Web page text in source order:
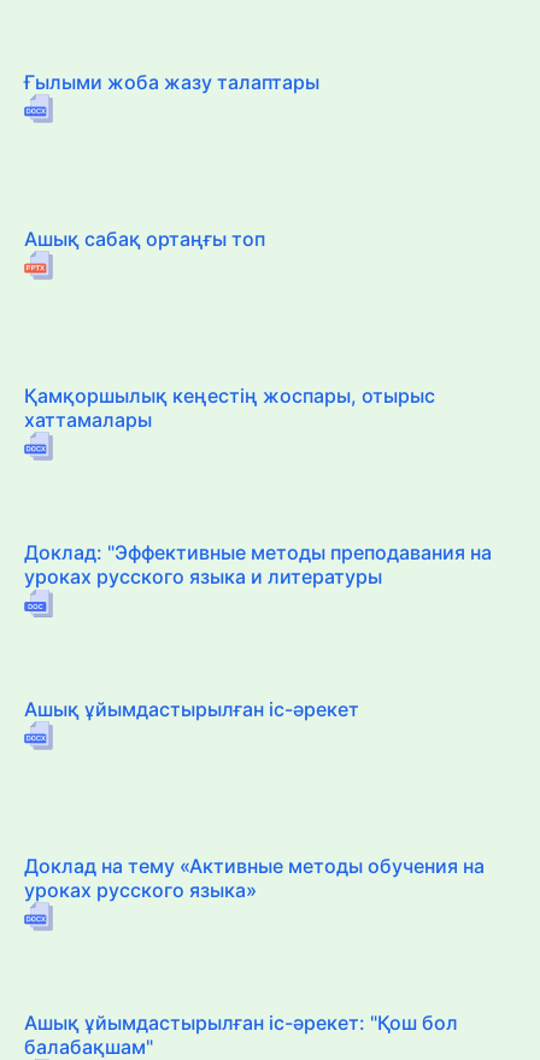
Ғылыми жоба жазу талаптары
Ашық сабақ ортаңғы топ
Қамқоршылық кеңестің жоспары, отырыс
хаттамалары
Доклад: "Эффективные методы преподавания на
уроках русского языка и литературы
Ашық ұйымдастырылған іс-әрекет
Доклад на тему «Активные методы обучения на
уроках русского языка»
Ашық ұйымдастырылған іс-әрекет: "Қош бол
балабақшам"